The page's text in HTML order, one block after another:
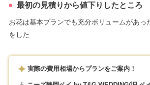
最初の見積りから値下りしたところ
お花は基本プランでも充分ボリュームがあっ
をした
実際の費用相場からプランをご案内！